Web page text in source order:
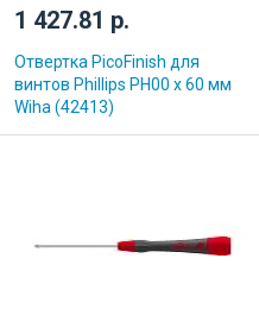
1 427.81 р.
Отвертка PicoFinish для
винтов Phillips PH00 x 60 мм
Wiha (42413)